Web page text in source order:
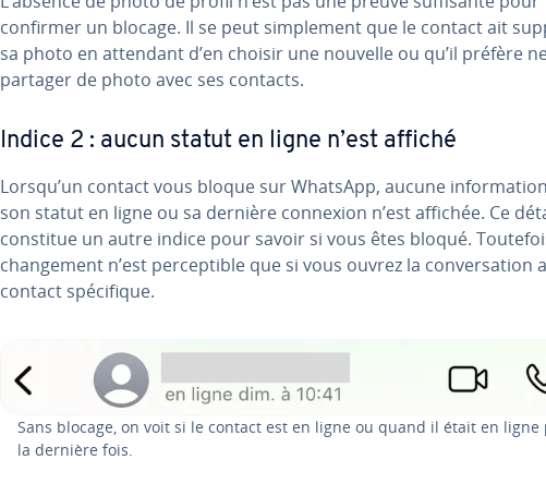
confirmer un blocage. Il se peut sim­ple­ment que le contact ait
sa photo en attendant d’en choisir une nouvelle ou qu’il préfère
partager de photo avec ses contacts.
Indice 2 : aucun statut en ligne n’est affiché
Lorsqu’un contact vous bloque sur WhatsApp, aucune
son statut en ligne ou sa dernière connexion n’est affichée. Ce
constitue un autre indice pour savoir si vous êtes bloqué.
chan­ge­ment n’est per­cep­tible que si vous ouvrez la con­ver­sa­tion
contact spé­ci­fique.
Sans blocage, on voit si le contact est en ligne ou quand il était en ligne
la dernière fois.